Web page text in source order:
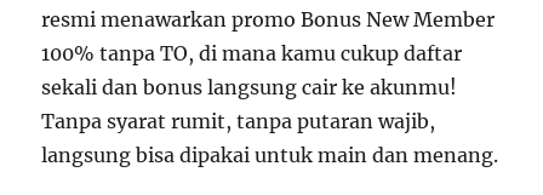
resmi menawarkan promo Bonus New Member
100% tanpa TO, di mana kamu cukup daftar
sekali dan bonus langsung cair ke akunmu!
Tanpa syarat rumit, tanpa putaran wajib,
langsung bisa dipakai untuk main dan menang.